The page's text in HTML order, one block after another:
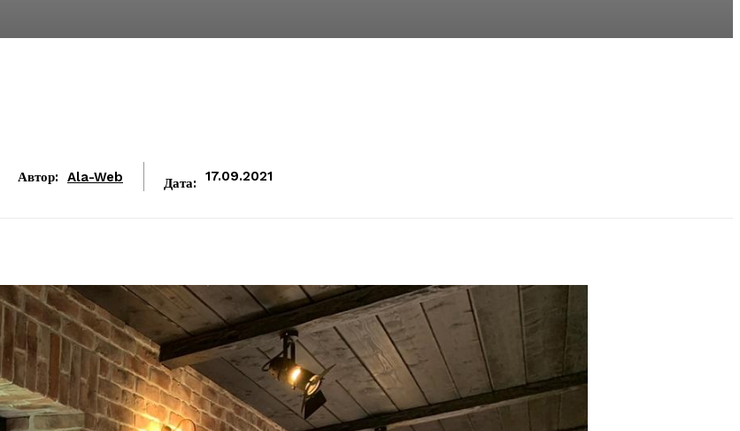
Автор: Ala-Web Дата: 17.09.2021